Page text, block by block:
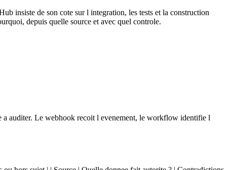
insiste de son cote sur l integration, les tests et la construction
depuis quelle source et avec quel controle.
a auditer. Le webhook recoit l evenement, le workflow identifie l